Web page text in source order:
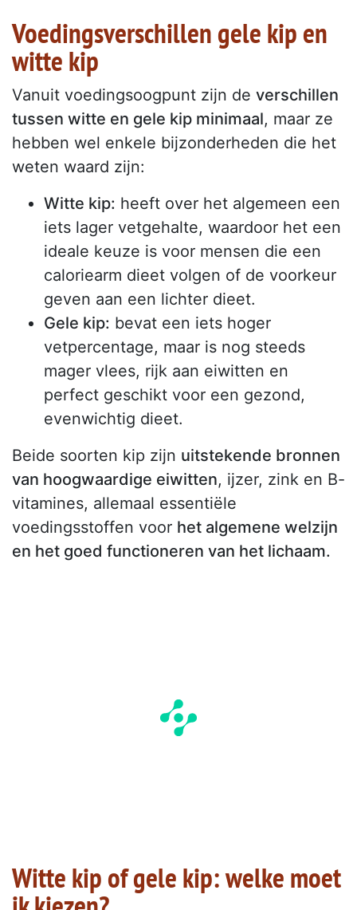
Voedingsverschillen gele kip en
witte kip
Vanuit voedingsoogpunt zijn de verschillen
tussen witte en gele kip minimaal, maar ze
hebben wel enkele bijzonderheden die het
weten waard zijn:
Witte kip: heeft over het algemeen een
iets lager vetgehalte, waardoor het een
ideale keuze is voor mensen die een
caloriearm dieet volgen of de voorkeur
geven aan een lichter dieet.
Gele kip: bevat een iets hoger
vetpercentage, maar is nog steeds
mager vlees, rijk aan eiwitten en
perfect geschikt voor een gezond,
evenwichtig dieet.
Beide soorten kip zijn uitstekende bronnen
van hoogwaardige eiwitten, ijzer, zink en B-
vitamines, allemaal essentiële
voedingsstoffen voor het algemene welzijn
en het goed functioneren van het lichaam.
Witte kip of gele kip: welke moet